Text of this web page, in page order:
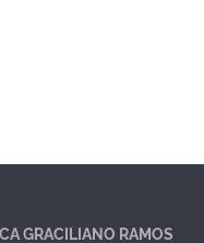
GRACILIANO RAMOS